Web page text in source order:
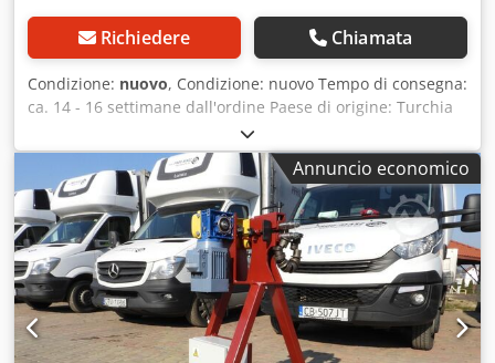
Richiedere Chiamata
Condizione: nuovo, Condizione: nuovo Tempo di consegna:
ca. 14 - 16 settimane dall'ordine Paese di origine: Turchia
Prezzo: 48.000 € Canone di leasing: 916,8 € Spessore max.
lamiera - acciaio al carbonio: 6 mm Spessore max. lamiera
- acciaio inox: 4 mm Raggio di bordatura max.: 70 mm
Diametro massimo del pezzo tondo: 4.000 mm Diametro
minimo del pezzo tondo: 550 mm Motore: 8,75 kW
Lunghezza: 4.250 mm Larghezza: 720 mm Altezza: 2.000
mm Peso: 2.015 kg Facile da usare tramite pannello di
controllo mobile con pulsanti Costruita secondo le direttive
di sicurezza CE e marcatura CE Un set di rulli di bordatura
incluso nella fornitura. Raggio selezionabile. Diametro min.
Annuncio economico